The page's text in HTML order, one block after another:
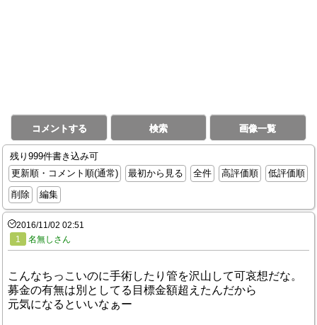
コメントする 検索 画像一覧
残り999件書き込み可
更新順・コメント順(通常)
最初から見る 全件 高評価順
低評価順
削除
編集
2016/11/02 02:51
1
名無しさん
こんなちっこいのに手術したり管を沢山して可哀想だな。
募金の有無は別としてる目標金額超えたんだから
元気になるといいなぁー